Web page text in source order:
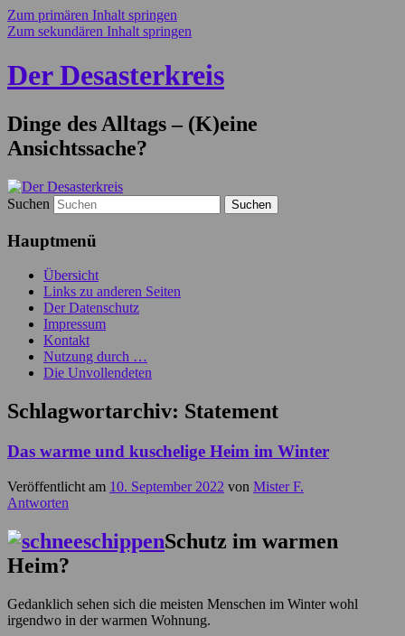
Zum primären Inhalt springen
Zum sekundären Inhalt springen
Der Desasterkreis
Dinge des Alltags – (K)eine
Ansichtssache?
Suchen
Hauptmenü
Übersicht
Links zu anderen Seiten
Der Datenschutz
Impressum
Kontakt
Nutzung durch …
Die Unvollendeten
Schlagwortarchiv: Statement
Das warme und kuschelige Heim im Winter
Veröffentlicht am 10. September 2022 von Mister F.
Antworten
Schutz im warmen
Heim?
Gedanklich sehen sich die meisten Menschen im Winter wohl
irgendwo in der warmen Wohnung.